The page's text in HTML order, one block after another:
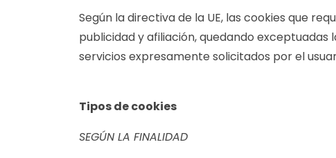
Según la directiva de la UE, las cookies que
publicidad y afiliación, quedando
servicios expresamente solicitados por el
Tipos de cookies
SEGÚN LA FINALIDAD